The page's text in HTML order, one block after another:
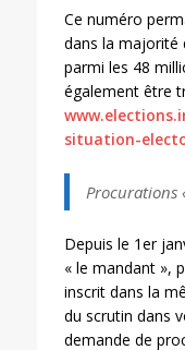
Ce numéro
dans la majorité
parmi les 48
également être
situation-
Procurations
Depuis le 1er
« le mandant »,
inscrit dans la
du scrutin dans
demande de